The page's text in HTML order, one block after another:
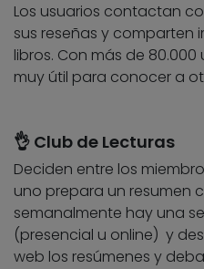
Los usuarios contactan
sus reseñas y comparten
libros. Con más de
muy útil para conocer a
👌 Club de Lecturas
Deciden entre los
uno prepara un resumen
semanalmente hay una
(presencial u online) y
web los resúmenes y